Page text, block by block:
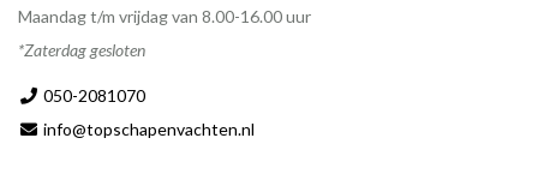
Maandag t/m vrijdag van 8.00-16.00 uur
*Zaterdag gesloten
050-2081070
info@topschapenvachten.nl